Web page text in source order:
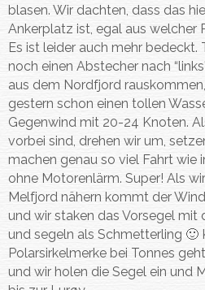
blasen. Wir dachten, dass das
Ankerplatz ist, egal aus welcher
Es ist leider auch mehr
noch einen Abstecher nach
aus dem Nordfjord
gestern schon einen tollen
Gegenwind mit 20-24 Knoten.
vorbei sind, drehen wir um,
machen genau so viel Fahrt wie
ohne Motorenlärm. Super! Als
Melfjord nähern kommt der
und wir staken das Vorsegel mit
und segeln als Schmetterling 🙂
Polarsirkelmerke bei Tonnes
und wir holen die Segel ein und